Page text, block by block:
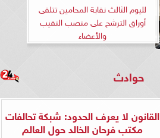
لليوم الثالث نقابة المحامين تتلقى
أوراق الترشح على منصب النقيب
والأعضاء
حوادث
القانون لا يعرف الحدود: شبكة تحالفات
مكتب فرحان الخالد حول العالم